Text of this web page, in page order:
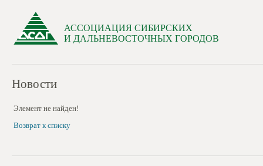
АССОЦИАЦИЯ СИБИРСКИХ
И ДАЛЬНЕВОСТОЧНЫХ ГОРОДОВ
Новости
Элемент не найден!
Возврат к списку